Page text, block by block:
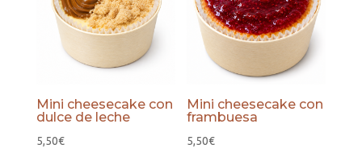
Mini cheesecake con
dulce de leche
5,50€
Mini cheesecake con
frambuesa
5,50€